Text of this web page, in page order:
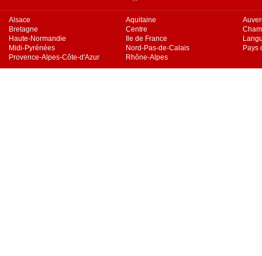
Alsace Aquitaine
Bretagne
Centre
Haute-Normandie
Ile de France
Midi-Pyrénées
Nord-Pas-de-Calais
Pays
Provence-Alpes-Côte-d'Azur
Rhône-Alpes